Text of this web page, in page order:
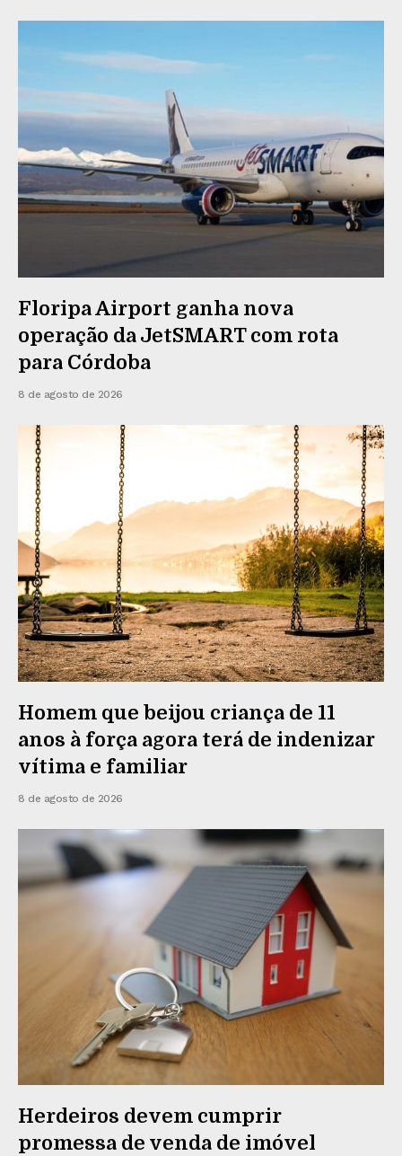
Floripa Airport ganha nova
operação da JetSMART com rota
para Córdoba
8 de agosto de 2026
Homem que beijou criança de 11
anos à força agora terá de indenizar
vítima e familiar
8 de agosto de 2026
Herdeiros devem cumprir
promessa de venda de imóvel